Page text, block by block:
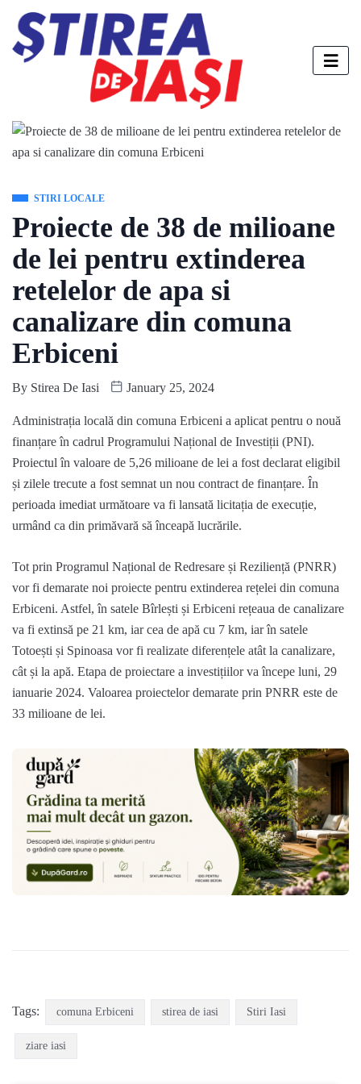
STIRI LOCALE
Proiecte de 38 de milioane
de lei pentru extinderea
retelelor de apa si
canalizare din comuna
Erbiceni
By Stirea De Iasi January 25, 2024
Administrația locală din comuna Erbiceni a aplicat pentru o nouă
finanțare în cadrul Programului Național de Investiții (PNI).
Proiectul în valoare de 5,26 milioane de lei a fost declarat eligibil
și zilele trecute a fost semnat un nou contract de finanțare. În
perioada imediat următoare va fi lansată licitația de execuție,
urmând ca din primăvară să înceapă lucrările.
Tot prin Programul Național de Redresare și Reziliență (PNRR)
vor fi demarate noi proiecte pentru extinderea rețelei din comuna
Erbiceni. Astfel, în satele Bîrlești și Erbiceni rețeaua de canalizare
va fi extinsă pe 21 km, iar cea de apă cu 7 km, iar în satele
Totoești și Spinoasa vor fi realizate diferențele atât la canalizare,
cât și la apă. Etapa de proiectare a investițiilor va începe luni, 29
ianuarie 2024. Valoarea proiectelor demarate prin PNRR este de
33 milioane de lei.
Tags: comuna Erbiceni stirea de iasi Stiri Iasi
ziare iasi